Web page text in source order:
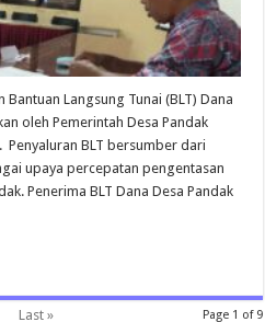
Bantuan Langsung Tunai (BLT) Dana
oleh Pemerintah Desa Pandak
Penyaluran BLT bersumber dari
upaya percepatan pengentasan
Penerima BLT Dana Desa Pandak
Page 1 of 9
Last »